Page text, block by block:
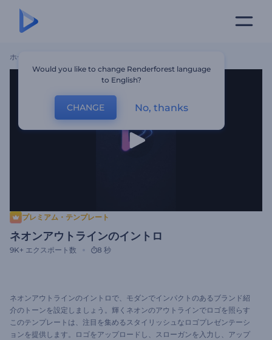
ホーム
プレミアム・テンプレート
ネオンアウトラインのイントロ
9K+ エクスポート数 8 秒
ネオンアウトラインのイントロで、モダンでインパクトのあるブランド紹
介のトーンを設定しましょう。輝くネオンのアウトラインでロゴを照らす
このテンプレートは、注目を集めるスタイリッシュなロゴプレゼンテーシ
ョンを提供します。ロゴをアップロードし、スローガンを入力し、アップ
Would you like to change Renderforest language
to English?
CHANGE No, thanks